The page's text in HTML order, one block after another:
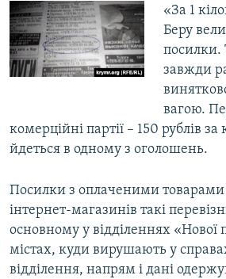
«За 1
Беру
посилки.
завжди
вагою.
комерційні партії – 150 рублів за
йдеться в одному з оголошень.
Посилки з оплаченими товарами
інтернет-магазинів такі
основному у відділеннях «Нової
містах, куди вирушають у
відділення, напрям і дані